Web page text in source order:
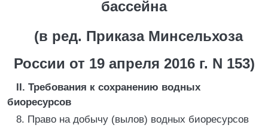
бассейна
(в ред. Приказа Минсельхоза
России от 19 апреля 2016 г. N 153)
II. Требования к сохранению водных
биоресурсов
8. Право на добычу (вылов) водных биоресурсов